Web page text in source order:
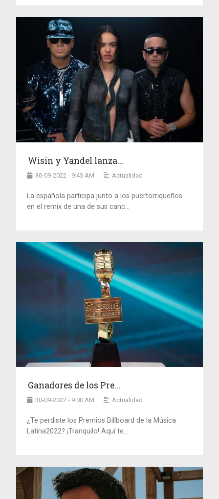
Wisin y Yandel lanza...
30-09-2022 - 9:43 AM Actualidad
La española participa junto a los puertorriqueños
en el remix de una de sus canc...
Ganadores de los Pre...
30-09-2022 - 9:00 AM Actualidad
¿Te perdiste los Premios Billboard de la Música
Latina2022? ¡Tranquilo! Aquí te...